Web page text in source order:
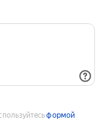
формой